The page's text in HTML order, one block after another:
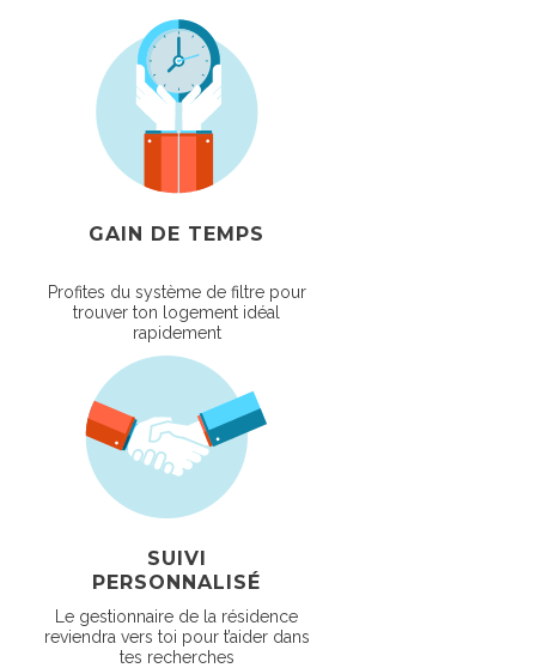
GAIN DE TEMPS
Profites du système de filtre pour
trouver ton logement idéal
rapidement
SUIVI
PERSONNALISÉ
Le gestionnaire de la résidence
reviendra vers toi pour t’aider dans
tes recherches